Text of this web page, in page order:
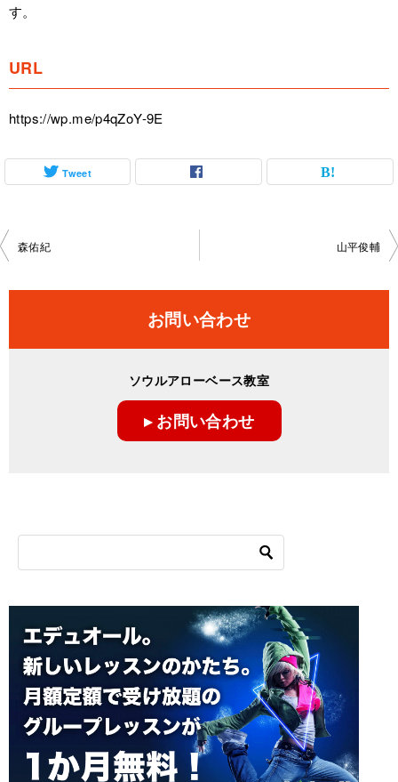
す。
URL
https://wp.me/p4qZoY-9E
Tweet
投
ビ
森佑紀 山平俊輔
お問い合わせ
ソウルアローベース教室
▸ お問い合わせ